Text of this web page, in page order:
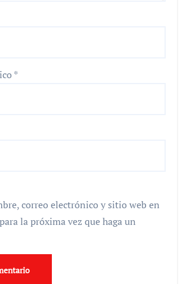
*
correo electrónico y sitio web en
la próxima vez que haga un